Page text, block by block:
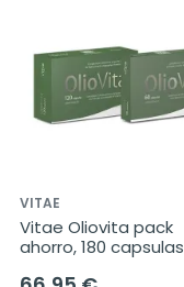
VITAE
Vitae Oliovita pack
ahorro, 180 capsulas